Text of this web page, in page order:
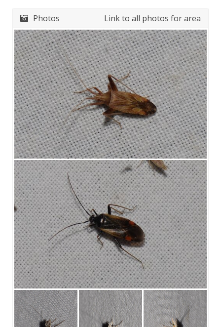
Photos Link to all photos for area